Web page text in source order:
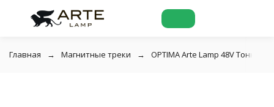
Главная Магнитные треки OPTIMA Arte Lamp 48V Тонкая